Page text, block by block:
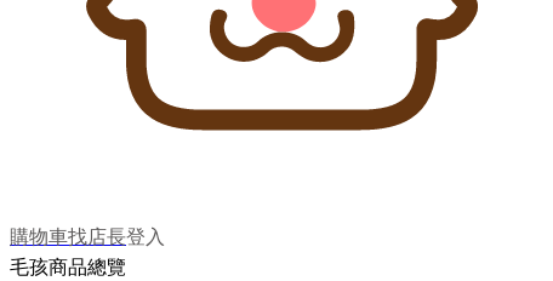
購物車找店長登入
毛孩商品總覽